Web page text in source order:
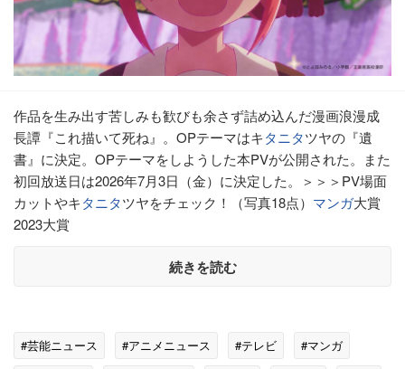
作品を⽣み出す苦しみも歓びも余さず詰め込んだ漫画浪漫成
⻑譚『これ描いて死ね』。OPテーマはキタニタツヤの『遺
書』に決定。OPテーマをしようした本PVが公開された。また
初回放送日は2026年7月3日（金）に決定した。＞＞＞PV場面
カットやキタニタツヤをチェック！（写真18点） マンガ⼤賞
2023⼤賞
続きを読む
#芸能ニュース #アニメニュース #テレビ
#マンガ